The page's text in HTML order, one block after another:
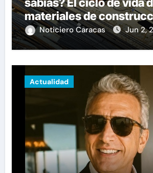
sabías? El ciclo de vida
materiales de
revoluciona eficiencia
proyectos modernos
Noticiero Caracas Jun 2,
Actualidad